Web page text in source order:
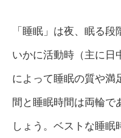
「睡眠」は夜、眠る段
いかに活動時（主に日
によって睡眠の質や満
間と睡眠時間は両輪で
しょう。ベストな睡眠